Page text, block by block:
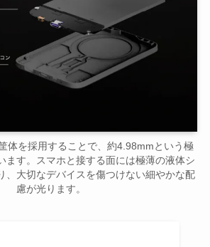
体を採用することで、約4.98mmという極
ます。スマホと接する面には極薄の液体シ
、大切なデバイスを傷つけない細やかな配
慮が光ります。